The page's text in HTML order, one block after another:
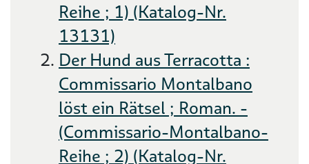
Reihe ; 1) (Katalog-Nr.
13131)
Der Hund aus Terracotta :
Commissario Montalbano
löst ein Rätsel ; Roman. -
(Commissario-Montalbano-
Reihe ; 2) (Katalog-Nr.